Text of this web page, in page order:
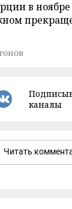
в ноябре
каналы
Читать